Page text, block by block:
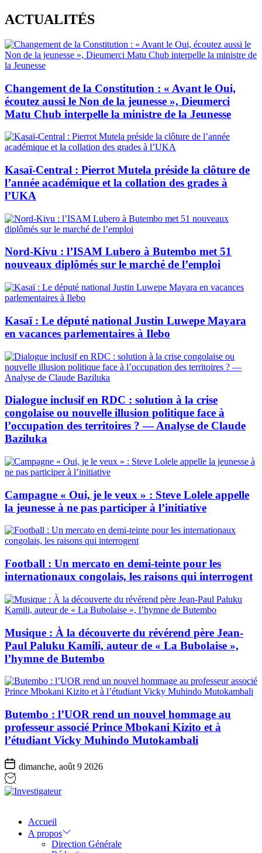
Skip
to
content
ACTUALITÉS
Changement de la Constitution : « Avant le Oui,
écoutez aussi le Non de la jeunesse », Dieumerci
Matu Chub interpelle la ministre de la Jeunesse
Kasaï-Central : Pierrot Mutela préside la clôture de
l’année académique et la collation des grades à
l’UKA
Nord-Kivu : l’ISAM Lubero à Butembo met 51
nouveaux diplômés sur le marché de l’emploi
Kasaï : Le député national Justin Luwepe Mayara
en vacances parlementaires à Ilebo
Dialogue inclusif en RDC : solution à la crise
congolaise ou nouvelle illusion politique face à
l’occupation des territoires ? — Analyse de Claude
Baziluka
Campagne « Oui, je le veux » : Steve Lolele appelle
la jeunesse à ne pas participer à l’initiative
Football : Un mercato en demi-teinte pour les
internationaux congolais, les raisons qui interrogent
Musique : À la découverte du révérend père Jean-
Paul Paluku Kamili, auteur de « La Bubolaise »,
l’hymne de Butembo
Butembo : l’UOR rend un nouvel hommage au
professeur associé Prince Mbokani Kizito et à
l’étudiant Vicky Muhindo Mutokambali
dimanche, août 9 2026
Accueil
A propos
Direction Générale